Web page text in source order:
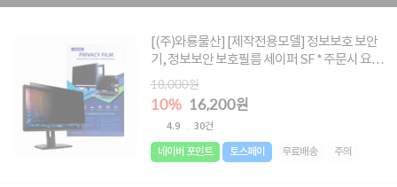
[(주)와룡물산] [제작전용모델] 정보보호 보안
기, 정보보안 보호필름 세이퍼 SF * 주문시 요청
글에 사이즈 메모 必 * [사이즈 : 250X100 ~
345X150]
18,000원
10% 16,200원
4.9 30건
네이버 포인트 토스페이 무료배송 주의